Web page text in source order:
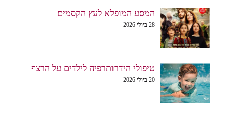
המסע המופלא לעץ הקסמים
28 ביולי 2026
טיפולי הידרותרפיה לילדים על הרצף
20 ביולי 2026